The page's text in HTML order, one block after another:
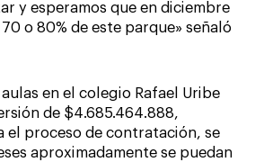
y esperamos que en diciembre
o 80% de este parque» señaló
en el colegio Rafael Uribe
de $4.685.464.888,
el proceso de contratación, se
aproximadamente se puedan